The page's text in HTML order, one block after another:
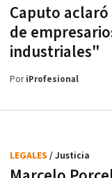
Caputo
de
industriales"
PoriProfesional
LEGALES / Justicia